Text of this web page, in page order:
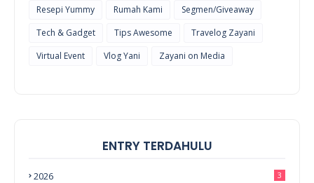
Resepi Yummy
Rumah Kami
Segmen/Giveaway
Tech & Gadget
Tips Awesome
Travelog Zayani
Virtual Event
Vlog Yani Zayani on Media
ENTRY TERDAHULU
2026 3